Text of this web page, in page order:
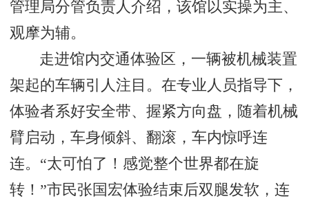
管理局分管负责人介绍，该馆以实操为主、
观摩为辅。
走进馆内交通体验区，一辆被机械装置
架起的车辆引人注目。在专业人员指导下，
体验者系好安全带、握紧方向盘，随着机械
臂启动，车身倾斜、翻滚，车内惊呼连
连。“太可怕了！感觉整个世界都在旋
转！”市民张国宏体验结束后双腿发软，连